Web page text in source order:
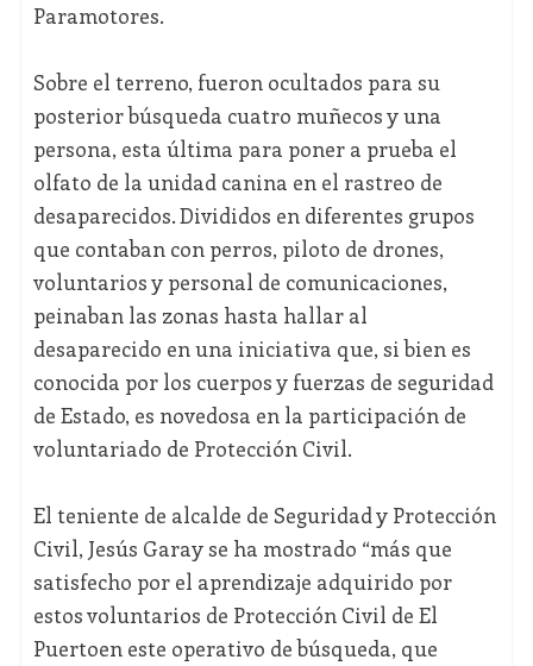
Paramotores.
Sobre el terreno, fueron ocultados para su
posterior búsqueda cuatro muñecos y una
persona, esta última para poner a prueba el
olfato de la unidad canina en el rastreo de
desaparecidos. Divididos en diferentes grupos
que contaban con perros, piloto de drones,
voluntarios y personal de comunicaciones,
peinaban las zonas hasta hallar al
desaparecido en una iniciativa que, si bien es
conocida por los cuerpos y fuerzas de seguridad
de Estado, es novedosa en la participación de
voluntariado de Protección Civil.
El teniente de alcalde de Seguridad y Protección
Civil, Jesús Garay se ha mostrado “más que
satisfecho por el aprendizaje adquirido por
estos voluntarios de Protección Civil de El
Puertoen este operativo de búsqueda, que